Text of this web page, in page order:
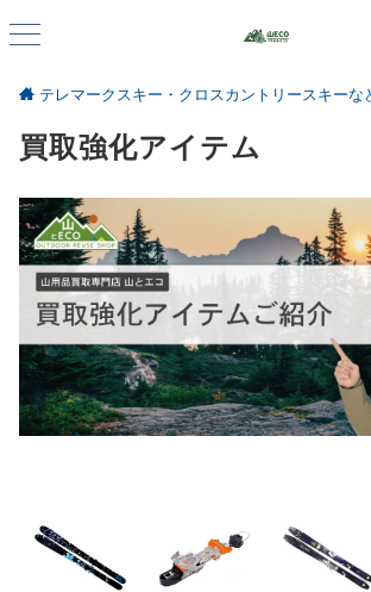
テレマークスキー・クロスカントリースキーなどスキー用品、アウトドア、キャンプ用
買取強化アイテム